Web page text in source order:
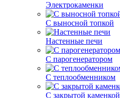
Электрокаменки
С выносной топкой
Настенные печи
С парогенератором
С теплообменником
С закрытой каменкой